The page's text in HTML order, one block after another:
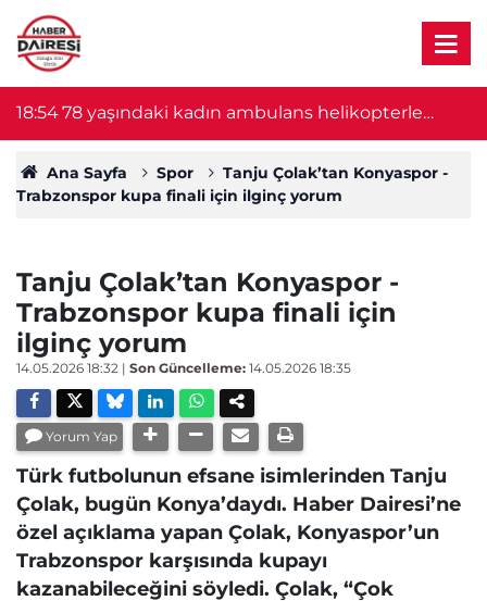
18:5478 yaşındaki kadın ambulans helikopterle
Konya'ya sevk edildi
Ana Sayfa Spor
Tanju Çolak’tan Konyaspor -
Trabzonspor kupa finali için ilginç yorum
Tanju Çolak’tan Konyaspor -
Trabzonspor kupa finali için
ilginç yorum
14.05.2026 18:32 | Son Güncelleme: 14.05.2026 18:35
Yorum Yap
Türk futbolunun efsane isimlerinden Tanju
Çolak, bugün Konya’daydı. Haber Dairesi’ne
özel açıklama yapan Çolak, Konyaspor’un
Trabzonspor karşısında kupayı
kazanabileceğini söyledi. Çolak, “Çok